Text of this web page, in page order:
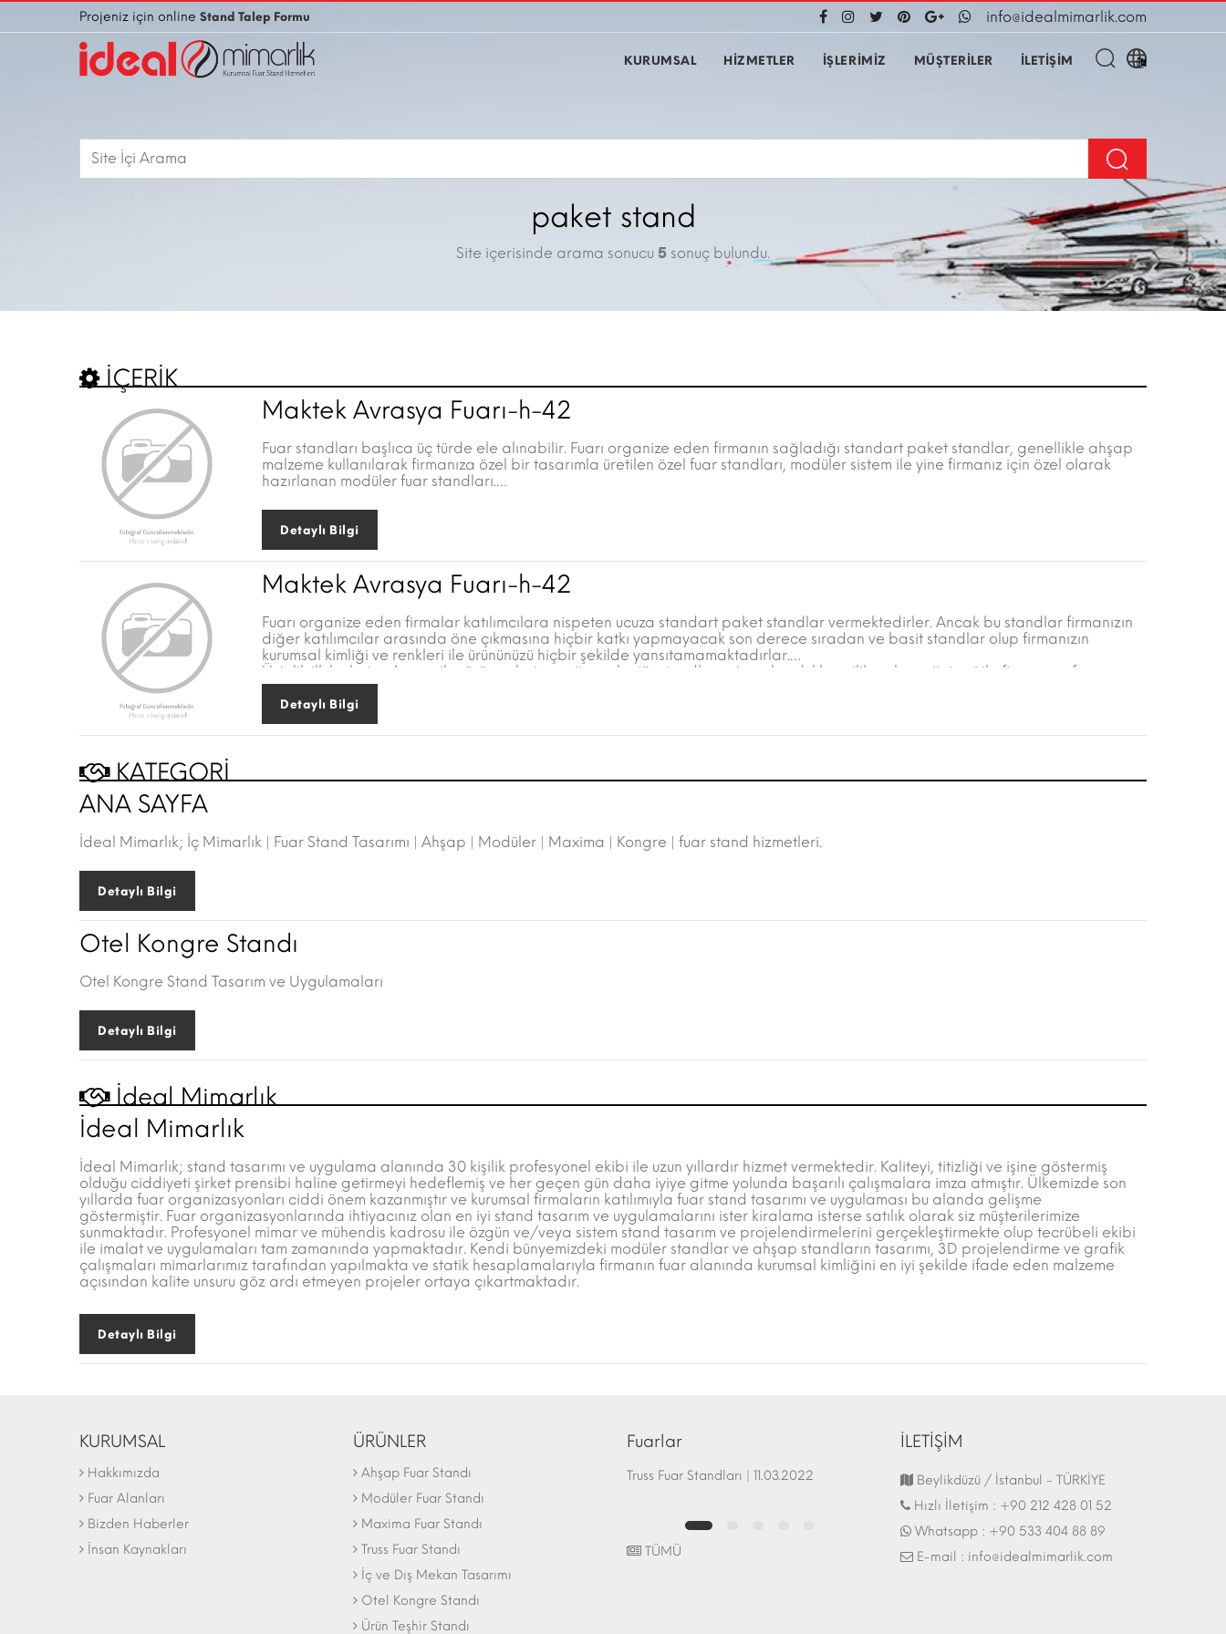
Projeniz için online Stand Talep Formu info@idealmimarlik.com
KURUMSAL HİZMETLER İŞLERİMİZ MÜŞTERİLER İLETİŞİM
paket stand
Site içerisinde arama sonucu 5 sonuç bulundu.
İÇERİK
Maktek Avrasya Fuarı-h-42
Fuar standları başlıca üç türde ele alınabilir. Fuarı organize eden firmanın sağladığı standart paket standlar, genellikle ahşap
malzeme kullanılarak firmanıza özel bir tasarımla üretilen özel fuar standları, modüler sistem ile yine firmanız için özel olarak
hazırlanan modüler fuar standları.
Detaylı Bilgi
Maktek Avrasya Fuarı-h-42
Fuarı organize eden firmalar katılımcılara nispeten ucuza standart paket standlar vermektedirler. Ancak bu standlar firmanızın
diğer katılımcılar arasında öne çıkmasına hiçbir katkı yapmayacak son derece sıradan ve basit standlar olup firmanızın
kurumsal kimliği ve renkleri ile ürününüzü hiçbir şekilde yansıtamamaktadırlar.
Üstelik ilk bakışta ekonomik görünmelerine rağmen bu tür standlar ortaya koydukları silik ve bayağı imaj ile firmanızın fuara
yatırdığı kaynak ve çabaların meyve vermesini de engeller. Diğer firmalar çok daha dikkat çekici ve kendi ihtiyaçlarına özel
inşa edilmiş standları ile fuarı ziyaret edenlerin ilgisini sizden önce çekerler.
Bu nedenle fuara yaptığınız yatırımdan verim almak ve firmanızın prestijine yaraşır bir temsil sağlamak için bu tür standların
kullanımı pek önerilmemektedir.
Detaylı Bilgi
KATEGORİ
ANA SAYFA
İdeal Mimarlık; İç Mimarlık | Fuar Stand Tasarımı | Ahşap | Modüler | Maxima | Kongre | fuar stand hizmetleri.
Detaylı Bilgi
Otel Kongre Standı
Otel Kongre Stand Tasarım ve Uygulamaları
Detaylı Bilgi
İdeal Mimarlık
İdeal Mimarlık
İdeal Mimarlık; stand tasarımı ve uygulama alanında 30 kişilik profesyonel ekibi ile uzun yıllardır hizmet vermektedir. Kaliteyi, titizliği ve işine göstermiş
olduğu ciddiyeti şirket prensibi haline getirmeyi hedeflemiş ve her geçen gün daha iyiye gitme yolunda başarılı çalışmalara imza atmıştır. Ülkemizde son
yıllarda fuar organizasyonları ciddi önem kazanmıştır ve kurumsal firmaların katılımıyla fuar stand tasarımı ve uygulaması bu alanda gelişme
göstermiştir. Fuar organizasyonlarında ihtiyacınız olan en iyi stand tasarım ve uygulamalarını ister kiralama isterse satılık olarak siz müşterilerimize
sunmaktadır. Profesyonel mimar ve mühendis kadrosu ile özgün ve/veya sistem stand tasarım ve projelendirmelerini gerçekleştirmekte olup tecrübeli ekibi
ile imalat ve uygulamaları tam zamanında yapmaktadır. Kendi bünyemizdeki modüler standlar ve ahşap standların tasarımı, 3D projelendirme ve grafik
çalışmaları mimarlarımız tarafından yapılmakta ve statik hesaplamalarıyla firmanın fuar alanında kurumsal kimliğini en iyi şekilde ifade eden malzeme
açısından kalite unsuru göz ardı etmeyen projeler ortaya çıkartmaktadır.
Detaylı Bilgi
KURUMSAL
Hakkımızda
Fuar Alanları
Bizden Haberler
İnsan Kaynakları
ÜRÜNLER
Ahşap Fuar Standı
Modüler Fuar Standı
Maxima Fuar Standı
Truss Fuar Standı
İç ve Dış Mekan Tasarımı
Otel Kongre Standı
Ürün Teşhir Standı
Fuarlar
Truss Fuar Standları | 11.03.2022 Fuar Stand | 07.10.2017
TÜMÜ
İLETİŞİM
Beylikdüzü / İstanbul - TÜRKİYE
Hızlı İletişim : +90 212 428 01 52
Whatsapp : +90 533 404 88 89
E-mail : info@idealmimarlik.com